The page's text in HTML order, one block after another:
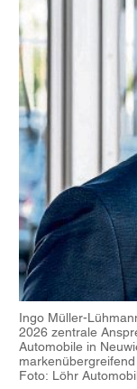
Ingo Müller-
2026 zentrale
Automobile in
Foto: Löhr